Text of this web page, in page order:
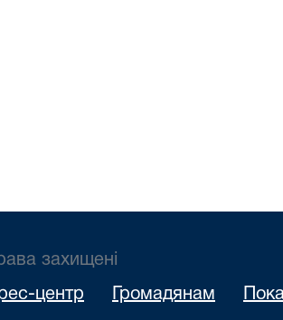
захищені
центр Громадянам